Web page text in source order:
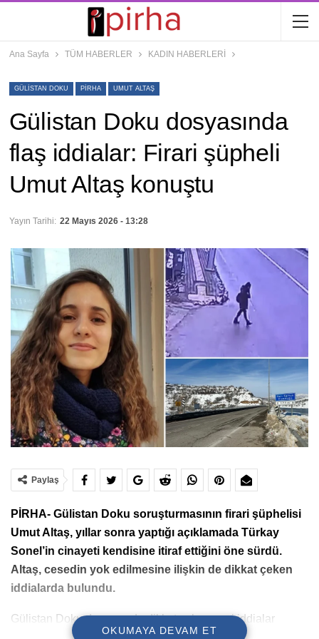
Ana Sayfa TÜM HABERLER KADIN HABERLERİ
GÜLISTAN DOKU PIRHA UMUT ALTAŞ
Gülistan Doku dosyasında
flaş iddialar: Firari şüpheli
Umut Altaş konuştu
Yayın Tarihi: 22 Mayıs 2026 - 13:28
Paylaş
PİRHA- Gülistan Doku soruşturmasının firari şüphelisi
Umut Altaş, yıllar sonra yaptığı açıklamada Türkay
Sonel’in cinayeti kendisine itiraf ettiğini öne sürdü.
Altaş, cesedin yok edilmesine ilişkin de dikkat çeken
iddialarda bulundu.
Gülistan Doku dosyasında dikkat çeken yeni iddialar
OKUMAYA DEVAM ET